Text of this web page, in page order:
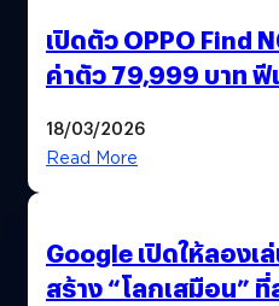
เปิดตัว OPPO Find
ค่าตัว 79,999 บาท ฟี
18/03/2026
Read More
Google เปิดให้ลองเ
สร้าง “โลกเสมือน”